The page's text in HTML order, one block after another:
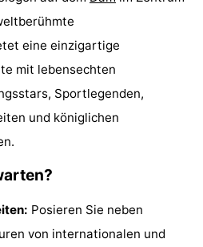
eine einzigartige
mit lebensechten
Sportlegenden,
und königlichen
Posieren Sie neben
von internationalen und